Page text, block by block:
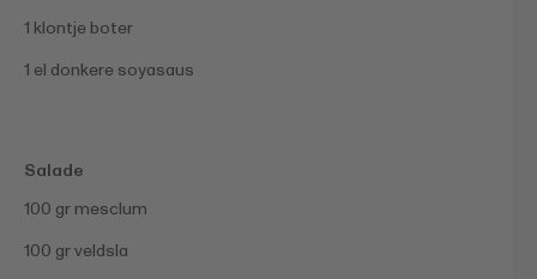
1 klontje boter
1 el donkere soyasaus
Salade
100 gr mesclum
100 gr veldsla